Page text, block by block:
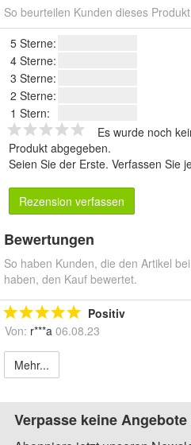
So beurteilen Kunden dieses
5 Sterne:
4 Sterne:
3 Sterne:
2 Sterne:
1 Stern:
Es wurde noch
Produkt abgegeben.
Seien Sie der Erste. Verfassen Sie
Rezension verfassen
Bewertungen
So haben Kunden, die den Artikel
haben, den Kauf bewertet.
Positiv
Von: r***a 06.08.23
Mehr...
Verpasse keine